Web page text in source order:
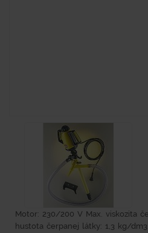
Motor: 230/200 V Max. viskozita
hustota čerpanej látky: 1,3 kg/